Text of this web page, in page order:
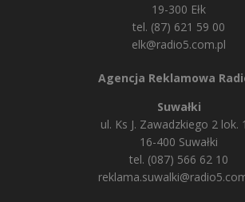
19-300 Ełk
tel. (87) 621 59 00
elk@radio5.com.pl
Agencja Reklamowa
Suwałki
ul. Ks J. Zawadzkiego 2 lok.
16-400 Suwałki
tel. (087) 566 62 10